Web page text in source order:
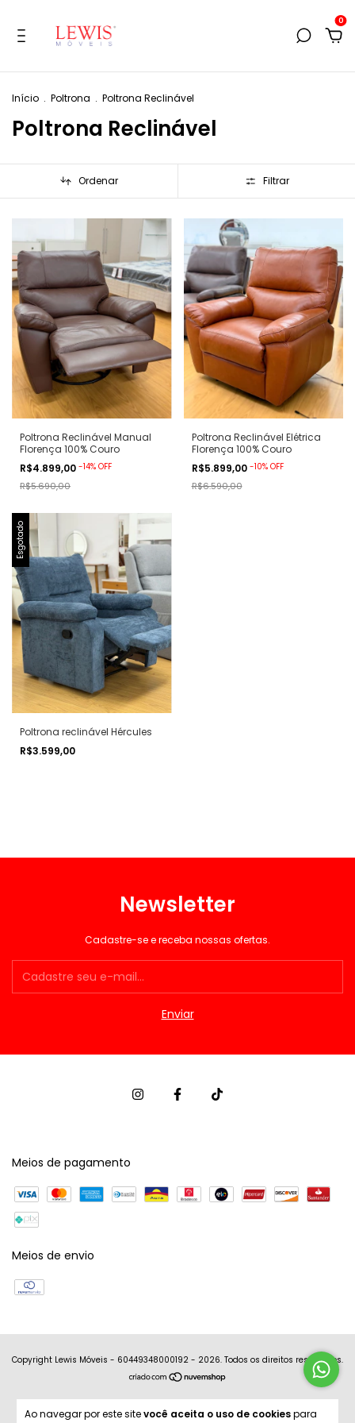
0
Ao navegar por este sitevocê aceita o uso de cookiespara
Início . Poltrona . Poltrona Reclinável
Poltrona Reclinável
Ordenar Filtrar
Poltrona Reclinável Manual
Florença 100% Couro
R$4.899,00 -14% OFF
R$5.690,00
Poltrona Reclinável Elétrica
Florença 100% Couro
R$5.899,00 -10% OFF
R$6.590,00
Esgotado
Poltrona reclinável Hércules
R$3.599,00
Newsletter
Cadastre-se e receba nossas ofertas.
Meios de pagamento
Meios de envio
Copyright Lewis Móveis - 60449348000192 - 2026. Todos os direitos reservados.